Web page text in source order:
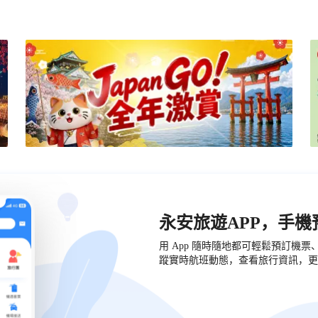
永安旅遊APP，手
用 App 隨時隨地都可輕鬆預訂機票
蹤實時航班動態，查看旅行資訊，